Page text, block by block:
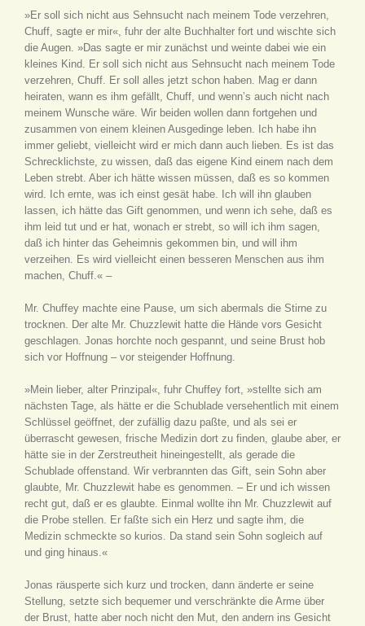
»Er soll sich nicht aus Sehnsucht nach meinem Tode verzehren,
Chuff, sagte er mir«, fuhr der alte Buchhalter fort und wischte sich
die Augen. »Das sagte er mir zunächst und weinte dabei wie ein
kleines Kind. Er soll sich nicht aus Sehnsucht nach meinem Tode
verzehren, Chuff. Er soll alles jetzt schon haben. Mag er dann
heiraten, wann es ihm gefällt, Chuff, und wenn’s auch nicht nach
meinem Wunsche wäre. Wir beiden wollen dann fortgehen und
zusammen von einem kleinen Ausgedinge leben. Ich habe ihn
immer geliebt, vielleicht wird er mich dann auch lieben. Es ist das
Schrecklichste, zu wissen, daß das eigene Kind einem nach dem
Leben strebt. Aber ich hätte wissen müssen, daß es so kommen
wird. Ich ernte, was ich einst gesät habe. Ich will ihn glauben
lassen, ich hätte das Gift genommen, und wenn ich sehe, daß es
ihm leid tut und er hat, wonach er strebt, so will ich ihm sagen,
daß ich hinter das Geheimnis gekommen bin, und will ihm
verzeihen. Es wird vielleicht einen besseren Menschen aus ihm
machen, Chuff.« –
Mr. Chuffey machte eine Pause, um sich abermals die Stirne zu
trocknen. Der alte Mr. Chuzzlewit hatte die Hände vors Gesicht
geschlagen. Jonas horchte noch gespannt, und seine Brust hob
sich vor Hoffnung – vor steigender Hoffnung.
»Mein lieber, alter Prinzipal«, fuhr Chuffey fort, »stellte sich am
nächsten Tage, als hätte er die Schublade versehentlich mit einem
Schlüssel geöffnet, der zufällig dazu paßte, und als sei er
überrascht gewesen, frische Medizin dort zu finden, glaube aber, er
hätte sie in der Zerstreutheit hineingestellt, als gerade die
Schublade offenstand. Wir verbrannten das Gift, sein Sohn aber
glaubte, Mr. Chuzzlewit habe es genommen. – Er und ich wissen
recht gut, daß er es glaubte. Einmal wollte ihn Mr. Chuzzlewit auf
die Probe stellen. Er faßte sich ein Herz und sagte ihm, die
Medizin schmeckte so kurios. Da stand sein Sohn sogleich auf
und ging hinaus.«
Jonas räusperte sich kurz und trocken, dann änderte er seine
Stellung, setzte sich bequemer und verschränkte die Arme über
der Brust, hatte aber noch nicht den Mut, den andern ins Gesicht